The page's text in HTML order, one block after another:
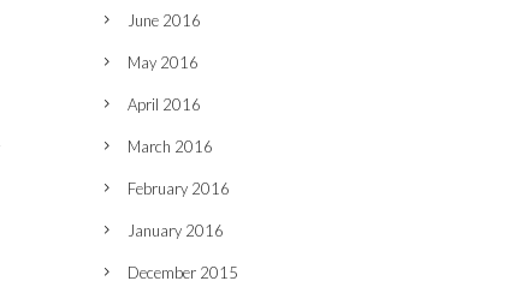
June 2016
May 2016
April 2016
March 2016
February 2016
January 2016
December 2015